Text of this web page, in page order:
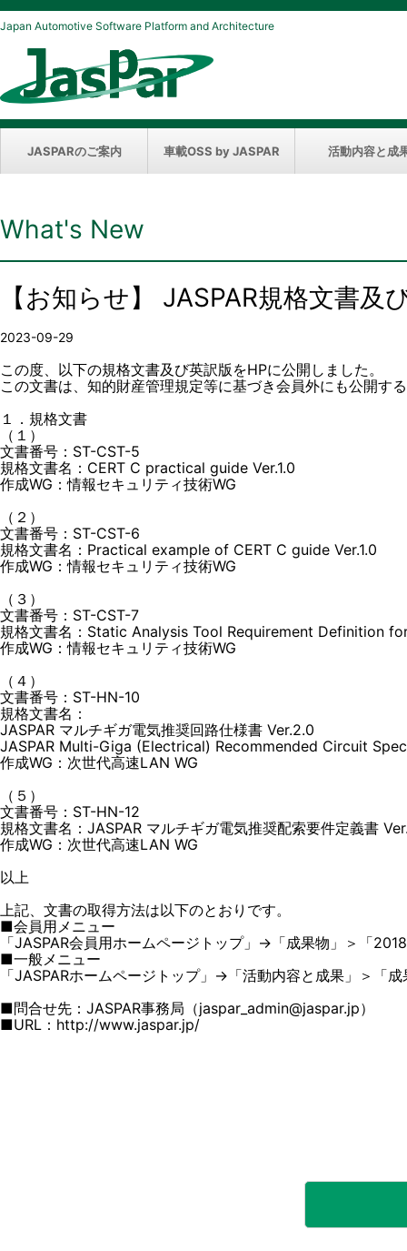
Japan Automotive Software Platform and Architecture
JASPARのご案内 車載OSS by JASPAR 活動内容と成
What's New
【お知らせ】 JASPAR規格文書
2023-09-29
この度、以下の規格文書及び英訳版をHPに公開しました。
この文書は、知的財産管理規定等に基づき会員外にも公開す
１．規格文書
（１）
文書番号：ST-CST-5
規格文書名：CERT C practical guide Ver.1.0
作成WG：情報セキュリティ技術WG
（２）
文書番号：ST-CST-6
規格文書名：Practical example of CERT C guide Ver.1.0
作成WG：情報セキュリティ技術WG
（３）
文書番号：ST-CST-7
規格文書名：Static Analysis Tool Requirement Definition for
作成WG：情報セキュリティ技術WG
（４）
文書番号：ST-HN-10
規格文書名：
JASPAR マルチギガ電気推奨回路仕様書 Ver.2.0
JASPAR Multi-Giga (Electrical) Recommended Circuit
作成WG：次世代高速LAN WG
（５）
文書番号：ST-HN-12
規格文書名：JASPAR マルチギガ電気推奨配索要件定義書
作成WG：次世代高速LAN WG
以上
上記、文書の取得方法は以下のとおりです。
■会員用メニュー
「JASPAR会員用ホームページトップ」→「成果物」＞「
■一般メニュー
「JASPARホームページトップ」→「活動内容と成果」＞「
■問合せ先：JASPAR事務局（jaspar_admin@jaspar.jp）
■URL：http://www.jaspar.jp/